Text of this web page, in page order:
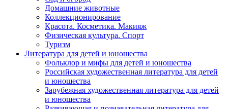
Домашние животные
Коллекционирование
Красота. Косметика. Макияж
Физическая культура. Спорт
Туризм
Литература для детей и юношества
Фольклор и мифы для детей и юношества
Российская художественная литература для детей
и юношества
Зарубежная художественная литература для детей
и юношества